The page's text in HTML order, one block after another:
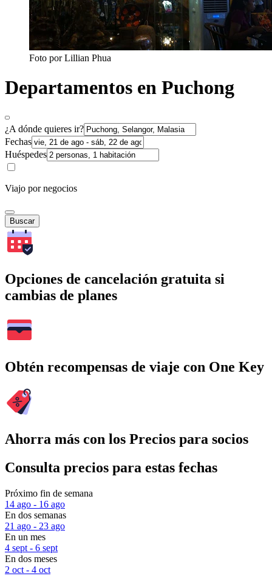
Foto por Lillian Phua
Departamentos en Puchong
¿A dónde quieres ir?
Fechas
Huéspedes
Viajo por negocios
Buscar
Opciones de cancelación gratuita si
cambias de planes
Obtén recompensas de viaje con One Key
Ahorra más con los Precios para socios
Consulta precios para estas fechas
Próximo fin de semana
14 ago - 16 ago
En dos semanas
21 ago - 23 ago
En un mes
4 sept - 6 sept
En dos meses
2 oct - 4 oct